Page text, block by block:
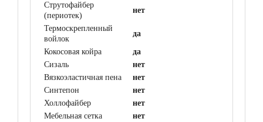
Струтофайбер
(периотек)
нет
Термоскрепленный
войлок
да
Кокосовая койра
да
Сизаль
нет
Вязкоэластичная пена
нет
Синтепон
нет
Холлофайбер
нет
Мебельная сетка
нет